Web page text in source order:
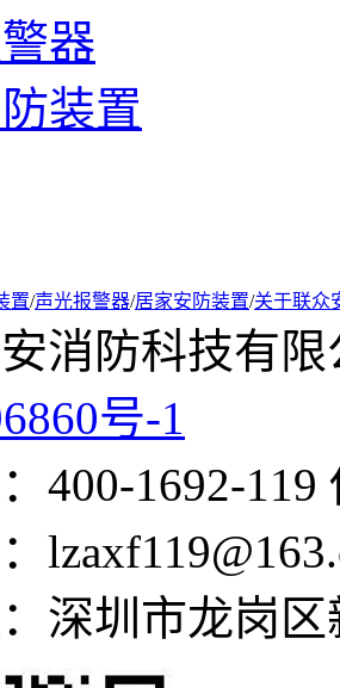
器
装置
置/声光报警器/居家安防装置/关于联众
消防科技有
号-1
400-1692-119
深圳市龙岗